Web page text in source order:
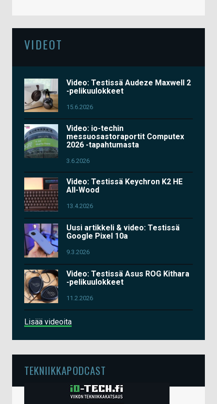
VIDEOT
Video: Testissä Audeze Maxwell 2
-pelikuulokkeet
15.6.2026
Video: io-techin
messuosastoraportit Computex
2026 -tapahtumasta
3.6.2026
Video: Testissä Keychron K2 HE
All-Wood
13.4.2026
Uusi artikkeli & video: Testissä
Google Pixel 10a
9.3.2026
Video: Testissä Asus ROG Kithara
-pelikuulokkeet
11.2.2026
Lisää videoita
TEKNIIKKAPODCAST